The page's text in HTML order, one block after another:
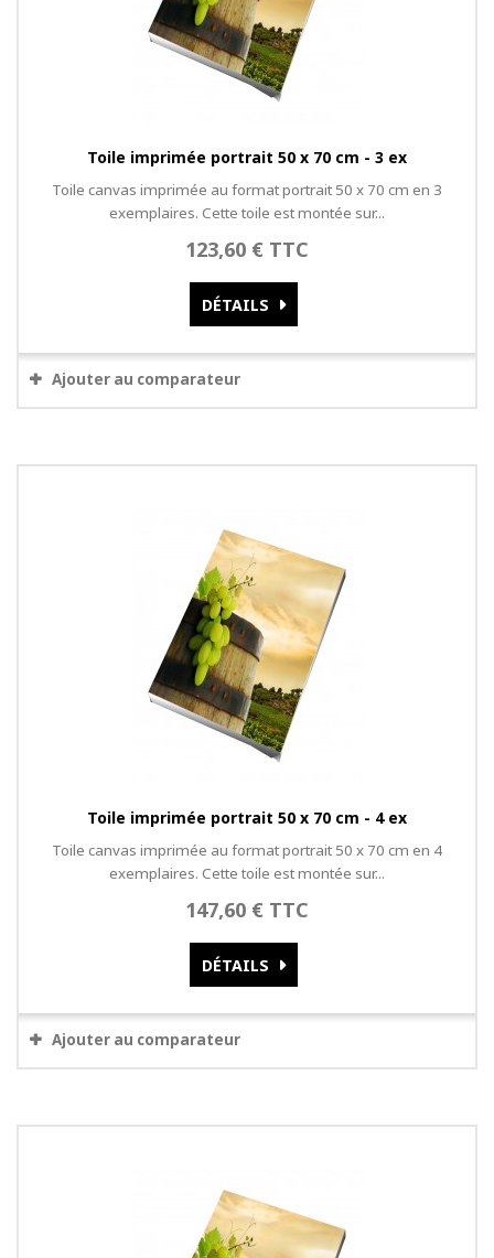
Toile imprimée portrait 50 x 70 cm - 3 ex
Toile canvas imprimée au format portrait 50 x 70 cm en 3
exemplaires. Cette toile est montée sur...
123,60 € TTC
DÉTAILS
Ajouter au comparateur
Toile imprimée portrait 50 x 70 cm - 4 ex
Toile canvas imprimée au format portrait 50 x 70 cm en 4
exemplaires. Cette toile est montée sur...
147,60 € TTC
DÉTAILS
Ajouter au comparateur